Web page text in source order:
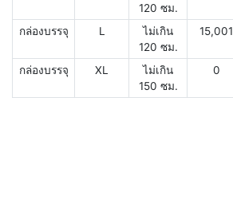
120 ซม.
กล่องบรรจุ L
ไม่เกิน
120 ซม.
15,001
กล่องบรรจุ XL
ไม่เกิน
150 ซม.
0